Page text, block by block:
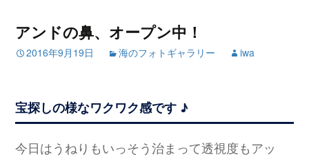
アンドの鼻、オープン中！
2016年9月19日 海のフォトギャラリー iwa
宝探しの様なワクワク感です ♪
今日はうねりもいっそう治まって透視度もアッ